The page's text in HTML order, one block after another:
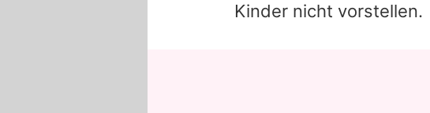
Kinder nicht vorstellen.